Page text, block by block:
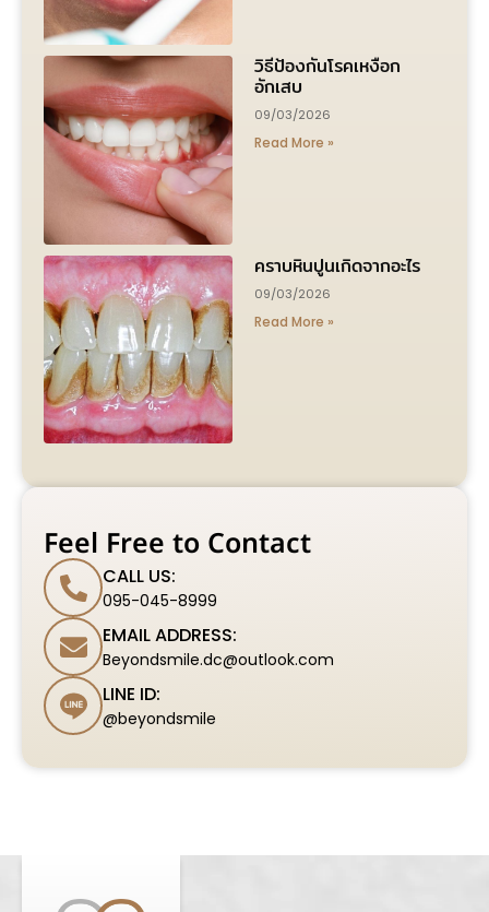
วิธีป้องกันโรคเหงือก
อักเสบ
09/03/2026
Read More »
คราบหินปูนเกิดจากอะไร
09/03/2026
Read More »
Feel Free to Contact
CALL US:
095-045-8999
EMAIL ADDRESS:
Beyondsmile.dc@outlook.com
LINE ID:
@beyondsmile